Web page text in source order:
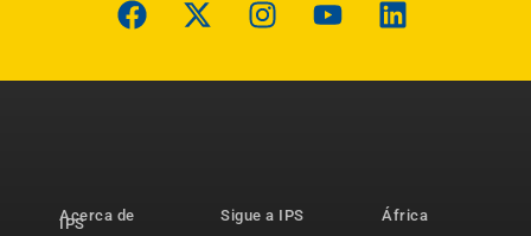
Acerca de
IPS
Sigue a IPS
África